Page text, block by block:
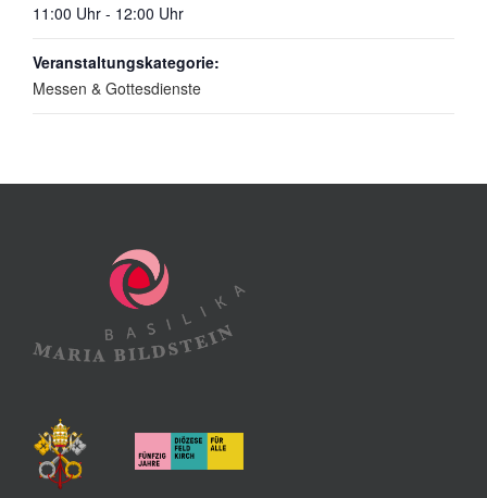
11:00 Uhr - 12:00 Uhr
Veranstaltungskategorie:
Messen & Gottesdienste